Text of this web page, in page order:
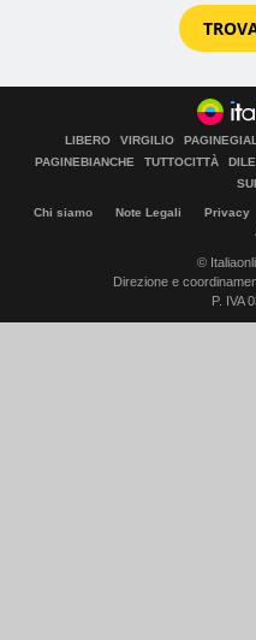
LIBERO VIRGILIO
PAGINEBIANCHE
TUTTOCITTÀ
Chi siamo Note Legali Privacy
©
Direzione e
P. IVA